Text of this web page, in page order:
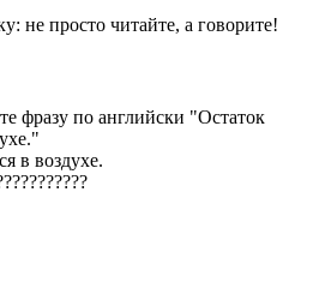
не просто читайте, а говорите!
фразу по английски "Остаток
"
в воздухе.
??????????